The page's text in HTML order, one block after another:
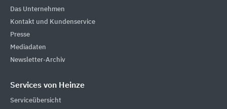
Das Unternehmen
Kontakt und Kundenservice
Presse
Mediadaten
Newsletter-Archiv
Services von Heinze
Serviceübersicht